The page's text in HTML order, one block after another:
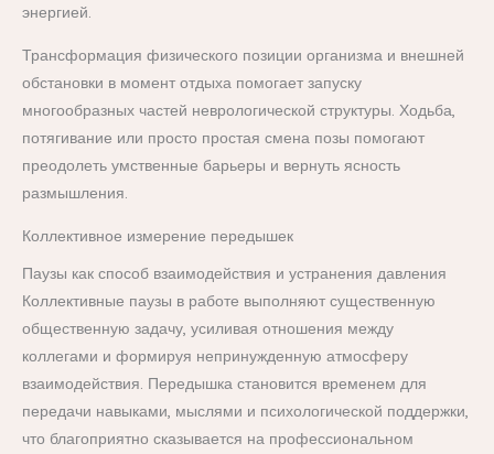
энергией.
Трансформация физического позиции организма и внешней
обстановки в момент отдыха помогает запуску
многообразных частей неврологической структуры. Ходьба,
потягивание или просто простая смена позы помогают
преодолеть умственные барьеры и вернуть ясность
размышления.
Коллективное измерение передышек
Паузы как способ взаимодействия и устранения давления
Коллективные паузы в работе выполняют существенную
общественную задачу, усиливая отношения между
коллегами и формируя непринужденную атмосферу
взаимодействия. Передышка становится временем для
передачи навыками, мыслями и психологической поддержки,
что благоприятно сказывается на профессиональном